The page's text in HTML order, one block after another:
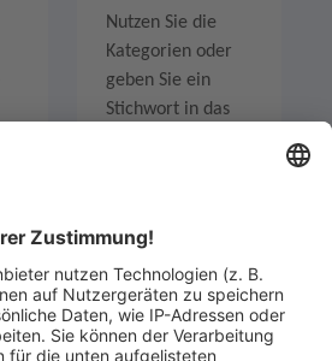
Nutzen Sie die
Kategorien oder
geben Sie ein
Stichwort in das